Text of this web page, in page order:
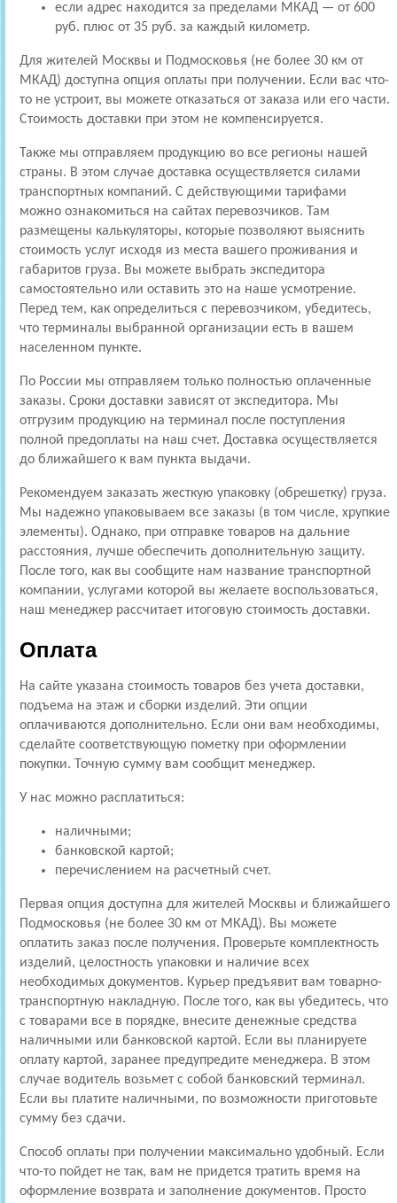
если адрес находится за пределами МКАД — от 600
руб. плюс от 35 руб. за каждый километр.
Для жителей Москвы и Подмосковья (не более 30 км от
МКАД) доступна опция оплаты при получении. Если вас что-
то не устроит, вы можете отказаться от заказа или его части.
Стоимость доставки при этом не компенсируется.
Также мы отправляем продукцию во все регионы нашей
страны. В этом случае доставка осуществляется силами
транспортных компаний. С действующими тарифами
можно ознакомиться на сайтах перевозчиков. Там
размещены калькуляторы, которые позволяют выяснить
стоимость услуг исходя из места вашего проживания и
габаритов груза. Вы можете выбрать экспедитора
самостоятельно или оставить это на наше усмотрение.
Перед тем, как определиться с перевозчиком, убедитесь,
что терминалы выбранной организации есть в вашем
населенном пункте.
По России мы отправляем только полностью оплаченные
заказы. Сроки доставки зависят от экспедитора. Мы
отгрузим продукцию на терминал после поступления
полной предоплаты на наш счет. Доставка осуществляется
до ближайшего к вам пункта выдачи.
Рекомендуем заказать жесткую упаковку (обрешетку) груза.
Мы надежно упаковываем все заказы (в том числе, хрупкие
элементы). Однако, при отправке товаров на дальние
расстояния, лучше обеспечить дополнительную защиту.
После того, как вы сообщите нам название транспортной
компании, услугами которой вы желаете воспользоваться,
наш менеджер рассчитает итоговую стоимость доставки.
Оплата
На сайте указана стоимость товаров без учета доставки,
подъема на этаж и сборки изделий. Эти опции
оплачиваются дополнительно. Если они вам необходимы,
сделайте соответствующую пометку при оформлении
покупки. Точную сумму вам сообщит менеджер.
У нас можно расплатиться:
наличными;
банковской картой;
перечислением на расчетный счет.
Первая опция доступна для жителей Москвы и ближайшего
Подмосковья (не более 30 км от МКАД). Вы можете
оплатить заказ после получения. Проверьте комплектность
изделий, целостность упаковки и наличие всех
необходимых документов. Курьер предъявит вам товарно-
транспортную накладную. После того, как вы убедитесь, что
с товарами все в порядке, внесите денежные средства
наличными или банковской картой. Если вы планируете
оплату картой, заранее предупредите менеджера. В этом
случае водитель возьмет с собой банковский терминал.
Если вы платите наличными, по возможности приготовьте
сумму без сдачи.
Способ оплаты при получении максимально удобный. Если
что-то пойдет не так, вам не придется тратить время на
оформление возврата и заполнение документов. Просто